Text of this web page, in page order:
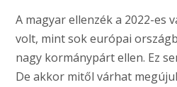
A magyar ellenzék a 2022-es
volt, mint sok európai
nagy kormánypárt ellen. Ez
De akkor mitől várhat